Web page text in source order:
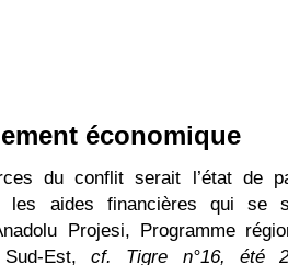
économique
du conflit serait l’état de
les aides financières qui
Projesi, Programme
Sud-Est,cf. Tigre n°16, été